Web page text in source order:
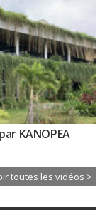
KANOPEA
toutes les vidéos >